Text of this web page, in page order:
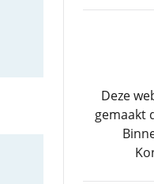
Deze
gemaakt